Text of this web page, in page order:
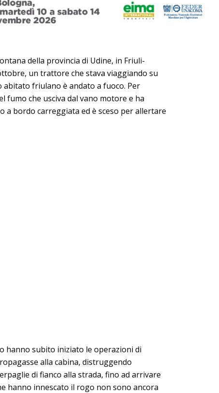
della provincia di Udine, in Friuli-
un trattore che stava viaggiando su
friulano è andato a fuoco. Per
fumo che usciva dal vano motore e ha
a bordo carreggiata ed è sceso per allertare
hanno subito iniziato le operazioni di
alla cabina, distruggendo
di fianco alla strada, fino ad arrivare
hanno innescato il rogo non sono ancora